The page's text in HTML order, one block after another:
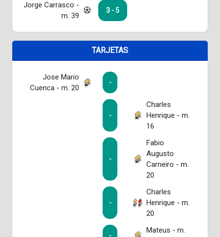
Jorge Carrasco -
m. 39
3 - 5
TARJETAS
Jose Mario
Cuenca - m. 20
-
-
Charles
Henrique - m.
16
-
Fabio
Augusto
Carneiro - m.
20
-
Charles
Henrique - m.
20
Mateus - m.